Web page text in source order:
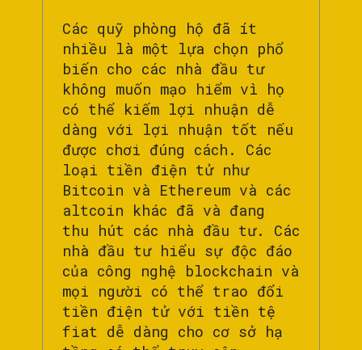
Các quỹ phòng hộ đã ít
nhiều là một lựa chọn phổ
biến cho các nhà đầu tư
không muốn mạo hiểm vì họ
có thể kiếm lợi nhuận dễ
dàng với lợi nhuận tốt nếu
được chơi đúng cách. Các
loại tiền điện tử như
Bitcoin và Ethereum và các
altcoin khác đã và đang
thu hút các nhà đầu tư. Các
nhà đầu tư hiểu sự độc đáo
của công nghệ blockchain và
mọi người có thể trao đổi
tiền điện tử với tiền tệ
fiat dễ dàng cho cơ sở hạ